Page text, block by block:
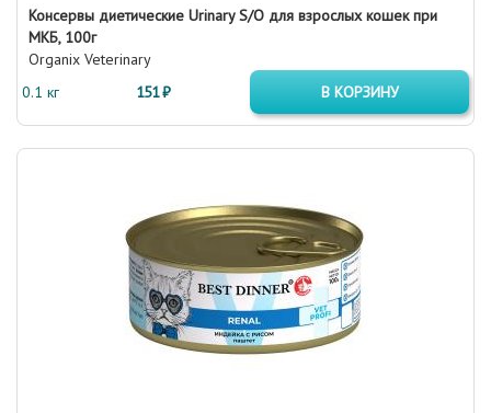
Консервы диетические Urinary S/O для взрослых кошек при
МКБ, 100г
Organix Veterinary
0.1 кг
151 ₽ В КОРЗИНУ